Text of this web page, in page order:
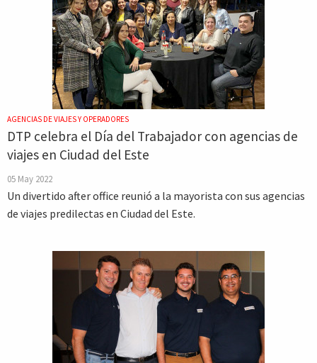
AGENCIAS DE VIAJES Y OPERADORES
DTP celebra el Día del Trabajador con agencias de
viajes en Ciudad del Este
05 May 2022
Un divertido after office reunió a la mayorista con sus agencias
de viajes predilectas en Ciudad del Este.